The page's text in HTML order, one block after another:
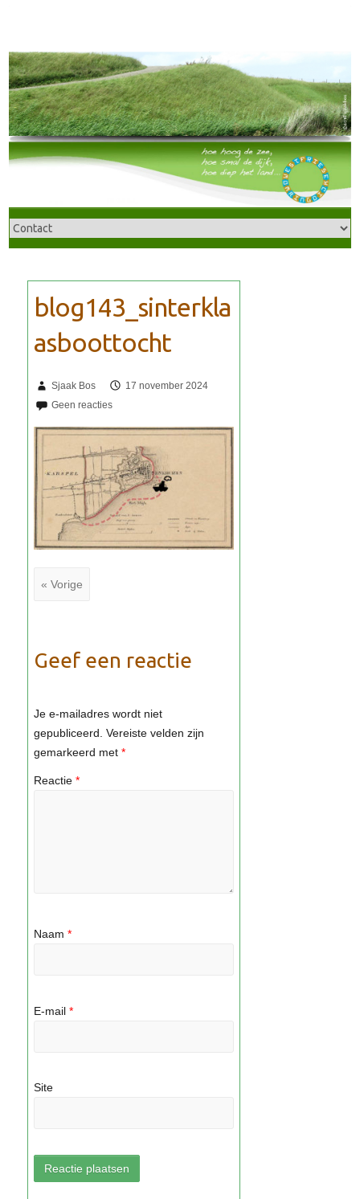
Sjaak Bos 17 november 2024
« Vorige
Geef een reactie
Je e-mailadres wordt niet
gepubliceerd. Vereiste velden zijn
gemarkeerd met *
Reactie *
Naam *
E-mail *
Site